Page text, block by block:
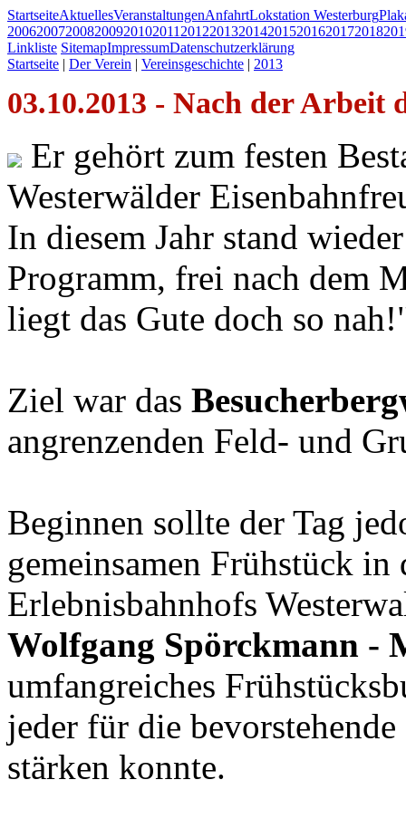
StartseiteAktuellesVeranstaltungenAnfahrtLokstation Westerburg
200620072008200920102011 2012201320142015201620172018
Linkliste SitemapImpressumDatenschutzerklärung
Startseite | Der Verein | Vereinsgeschichte | 2013
03.10.2013 - Nach der Arbeit
Er gehört zum festen
Westerwälder
In diesem Jahr stand
Programm, frei nach dem
liegt das Gute doch so
Ziel war das
angrenzenden Feld- und
Beginnen sollte der Tag
gemeinsamen Frühstück in
Erlebnisbahnhofs
Wolfgang Spörckmann -
umfangreiches
jeder für die
stärken konnte.